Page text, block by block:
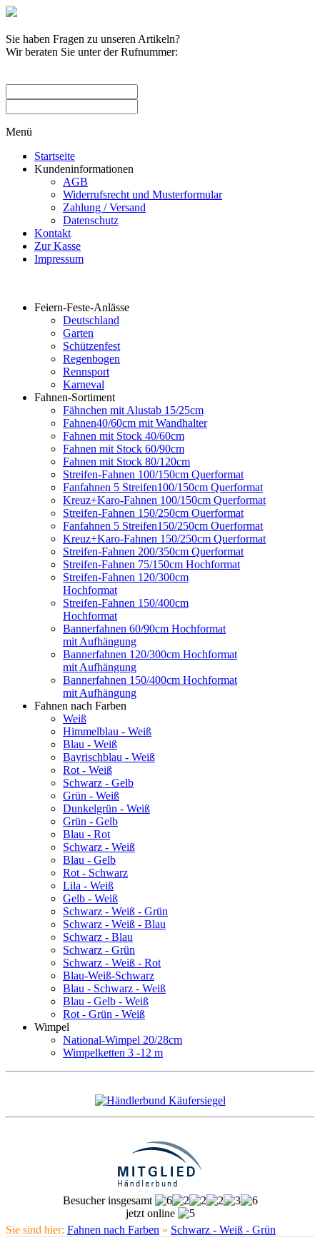
Sie haben Fragen zu unseren Artikeln?
Wir beraten Sie unter der Rufnummer:
Menü
Startseite
Kundeninformationen
AGB
Widerrufsrecht und Musterformular
Zahlung / Versand
Datenschutz
Kontakt
Zur Kasse
Impressum
Feiern-Feste-Anlässe
Deutschland
Garten
Schützenfest
Regenbogen
Rennsport
Karneval
Fahnen-Sortiment
Fähnchen mit Alustab 15/25cm
Fahnen40/60cm mit Wandhalter
Fahnen mit Stock 40/60cm
Fahnen mit Stock 60/90cm
Fahnen mit Stock 80/120cm
Streifen-Fahnen 100/150cm Querformat
Fanfahnen 5 Streifen100/150cm Querformat
Kreuz+Karo-Fahnen 100/150cm Querformat
Streifen-Fahnen 150/250cm Ouerformat
Fanfahnen 5 Streifen150/250cm Ouerformat
Kreuz+Karo-Fahnen 150/250cm Querformat
Streifen-Fahnen 200/350cm Querformat
Streifen-Fahnen 75/150cm Hochformat
Streifen-Fahnen 120/300cm
Hochformat
Streifen-Fahnen 150/400cm
Hochformat
Bannerfahnen 60/90cm Hochformat
mit Aufhängung
Bannerfahnen 120/300cm Hochformat
mit Aufhängung
Bannerfahnen 150/400cm Hochformat
mit Aufhängung
Fahnen nach Farben
Weiß
Himmelblau - Weiß
Blau - Weiß
Bayrischblau - Weiß
Rot - Weiß
Schwarz - Gelb
Grün - Weiß
Dunkelgrün - Weiß
Grün - Gelb
Blau - Rot
Schwarz - Weiß
Blau - Gelb
Rot - Schwarz
Lila - Weiß
Gelb - Weiß
Schwarz - Weiß - Grün
Schwarz - Weiß - Blau
Schwarz - Blau
Schwarz - Grün
Schwarz - Weiß - Rot
Blau-Weiß-Schwarz
Blau - Schwarz - Weiß
Blau - Gelb - Weiß
Rot - Grün - Weiß
Wimpel
National-Wimpel 20/28cm
Wimpelketten 3 -12 m
Besucher insgesamt
jetzt online
Sie sind hier: Fahnen nach Farben » Schwarz - Weiß - Grün